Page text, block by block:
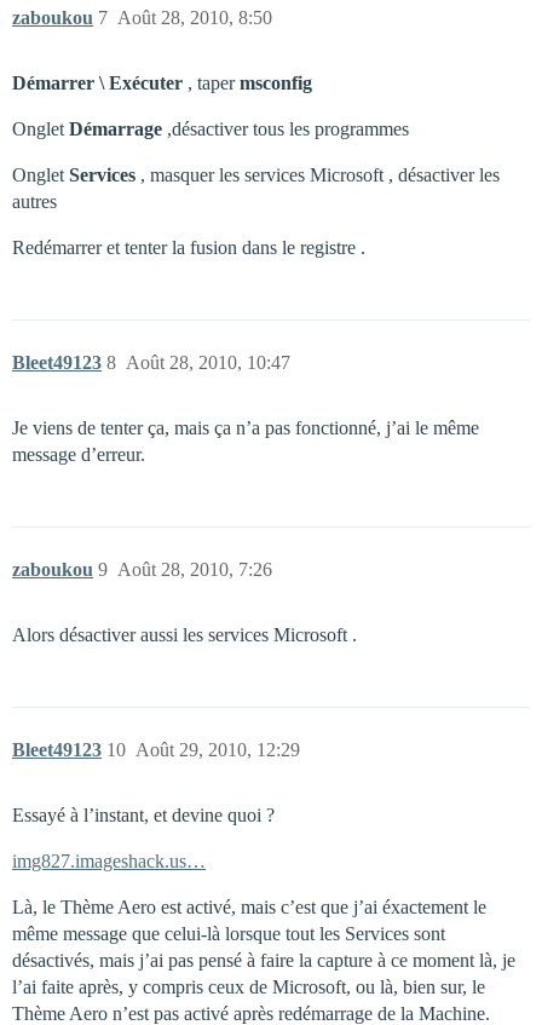
zaboukou Août 28, 2010, 8:50
7
Démarrer \ Exécuter , tapermsconfig
Onglet Démarrage ,désactiver tous les programmes
Onglet Services , masquer les services Microsoft , désactiver les
autres
Redémarrer et tenter la fusion dans le registre .
Bleet49123 Août 28, 2010, 10:47
8
Je viens de tenter ça, mais ça n’a pas fonctionné, j’ai le même
message d’erreur.
zaboukou Août 28, 2010, 7:26
9
Alors désactiver aussi les services Microsoft .
Bleet49123 Août 29, 2010, 12:29
10
Essayé à l’instant, et devine quoi ?
img827.imageshack.us…
Là, le Thème Aero est activé, mais c’est que j’ai éxactement le
même message que celui-là lorsque tout les Services sont
désactivés, mais j’ai pas pensé à faire la capture à ce moment là, je
l’ai faite après, y compris ceux de Microsoft, ou là, bien sur, le
Thème Aero n’est pas activé après redémarrage de la Machine.